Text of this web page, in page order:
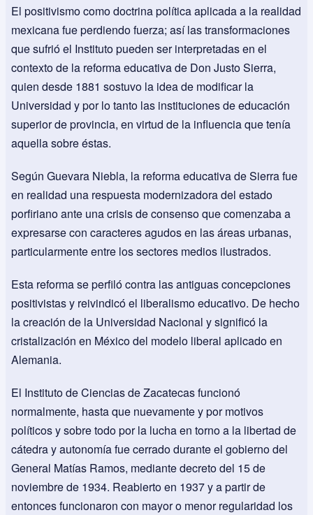
El positivismo como doctrina política aplicada a la realidad
mexicana fue perdiendo fuerza; así las transformaciones
que sufrió el Instituto pueden ser interpretadas en el
contexto de la reforma educativa de Don Justo Sierra,
quien desde 1881 sostuvo la idea de modificar la
Universidad y por lo tanto las instituciones de educación
superior de provincia, en virtud de la influencia que tenía
aquella sobre éstas.
Según Guevara Niebla, la reforma educativa de Sierra fue
en realidad una respuesta modernizadora del estado
porfiriano ante una crisis de consenso que comenzaba a
expresarse con caracteres agudos en las áreas urbanas,
particularmente entre los sectores medios ilustrados.
Esta reforma se perfiló contra las antiguas concepciones
positivistas y reivindicó el liberalismo educativo. De hecho
la creación de la Universidad Nacional y significó la
cristalización en México del modelo liberal aplicado en
Alemania.
El Instituto de Ciencias de Zacatecas funcionó
normalmente, hasta que nuevamente y por motivos
políticos y sobre todo por la lucha en torno a la libertad de
cátedra y autonomía fue cerrado durante el gobierno del
General Matías Ramos, mediante decreto del 15 de
noviembre de 1934. Reabierto en 1937 y a partir de
entonces funcionaron con mayor o menor regularidad los